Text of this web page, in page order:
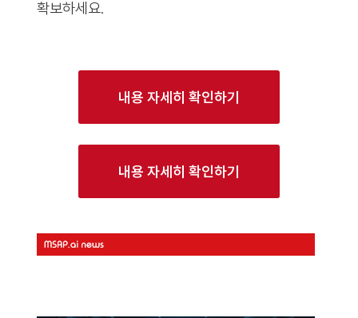
확보하세요.
내용 자세히 확인하기
내용 자세히 확인하기